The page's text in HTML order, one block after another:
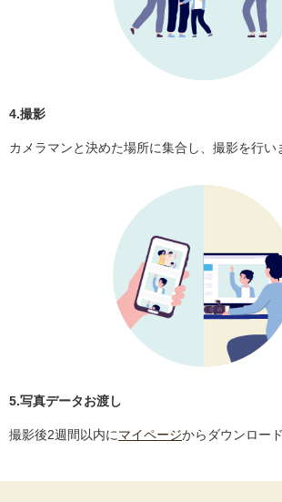
4.撮影
カメラマンと決めた場所に集合し、撮影を行い
5.写真データお渡し
撮影後2週間以内にマイページからダウンロー